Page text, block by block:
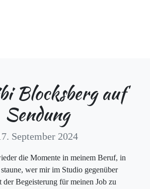
Blocksberg auf
Sendung
September 2024
die Momente in meinem Beruf, in
wer mir im Studio gegenüber
der Begeisterung für meinen Job zu